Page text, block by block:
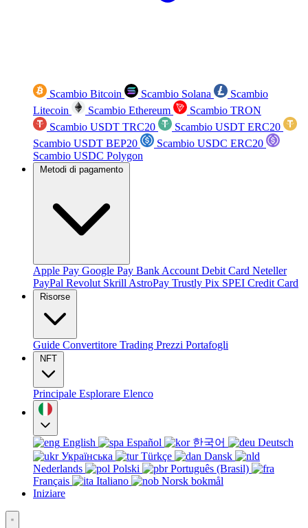
Scambio Bitcoin Scambio Solana
Scambio
Litecoin
Scambio Ethereum
Scambio TRON
Scambio USDT TRC20
Scambio USDT ERC20
Scambio USDT BEP20
Scambio USDC ERC20
Scambio USDC Polygon
Metodi di pagamento
Apple Pay Google Pay Bank Account Debit Card Neteller
PayPal Revolut Skrill AstroPay Trustly Pix SPEI Credit Card
Risorse
Guide Convertitore Trading Prezzi Portafogli
NFT
Principale Esplorare Elenco
English Español 한국어
Deutsch
Українська
Türkçe
Dansk
Nederlands
Polski
Português (Brasil)
Français
Italiano
Norsk bokmål
Iniziare